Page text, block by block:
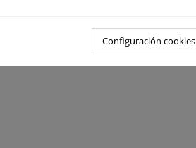
Configuración cookies